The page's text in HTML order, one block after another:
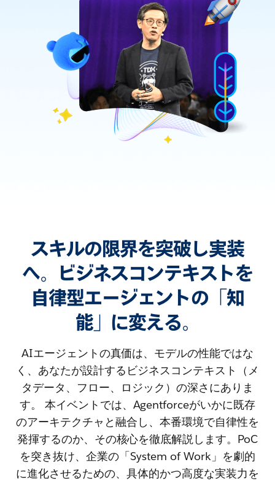
スキルの限界を突破し実装
へ。ビジネスコンテキストを
自律型エージェントの「知
能」に変える。
AIエージェントの真価は、モデルの性能ではな
く、あなたが設計するビジネスコンテキスト（メ
タデータ、フロー、ロジック）の深さにありま
す。 本イベントでは、Agentforceがいかに既存
のアーキテクチャと融合し、本番環境で自律性を
発揮するのか、その核心を徹底解説します。PoC
を突き抜け、企業の「System of Work」を劇的
に進化させるための、具体的かつ高度な実装力を